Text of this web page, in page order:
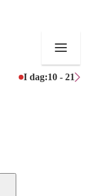
I dag:10 - 21